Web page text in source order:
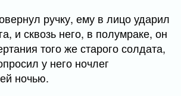
ручку, ему в лицо ударил
и сквозь него, в полумраке, он
того же старого солдата,
у него ночлег
ночью.